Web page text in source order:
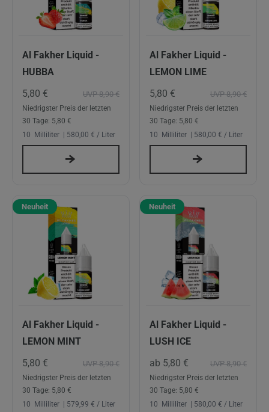
Al Fakher Liquid -
HUBBA
UVP 8,90 €
5,80 €
Niedrigster Preis der letzten
30 Tage: 5,80 €
10
Milliliter | 580,00 € / Liter
Al Fakher Liquid -
LEMON LIME
UVP 8,90 €
5,80 €
Niedrigster Preis der letzten
30 Tage: 5,80 €
10
Milliliter | 580,00 € / Liter
Neuheit
Al Fakher Liquid -
LEMON MINT
UVP 8,90 €
5,80 €
Niedrigster Preis der letzten
30 Tage: 5,80 €
10 Milliliter | 579,99 € / Liter
Neuheit
Al Fakher Liquid -
LUSH ICE
UVP 8,90 €
ab 5,80 €
Niedrigster Preis der letzten
30 Tage: 5,80 €
10 Milliliter | 580,00 € / Liter